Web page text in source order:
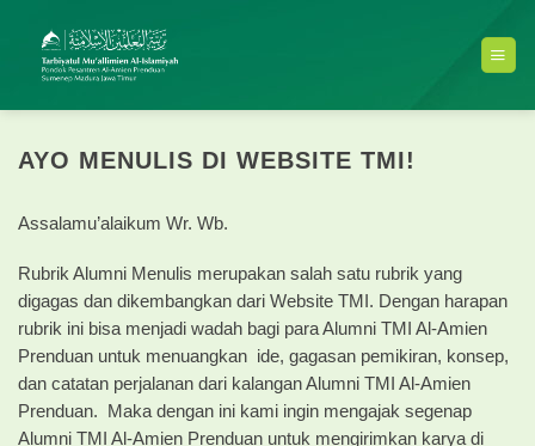
content
AYO MENULIS DI WEBSITE TMI!
Assalamu’alaikum Wr. Wb.
Rubrik Alumni Menulis merupakan salah satu rubrik yang
digagas dan dikembangkan dari Website TMI. Dengan harapan
rubrik ini bisa menjadi wadah bagi para Alumni TMI Al-Amien
Prenduan untuk menuangkan ide, gagasan pemikiran, konsep,
dan catatan perjalanan dari kalangan Alumni TMI Al-Amien
Prenduan. Maka dengan ini kami ingin mengajak segenap
Alumni TMI Al-Amien Prenduan untuk mengirimkan karya di